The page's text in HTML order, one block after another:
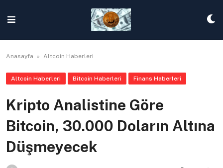
content
Anasayfa » Altcoin Haberleri
Altcoin Haberleri Bitcoin Haberleri Finans Haberleri
Kripto Analistine Göre
Bitcoin, 30.000 Doların Altına
Düşmeyecek